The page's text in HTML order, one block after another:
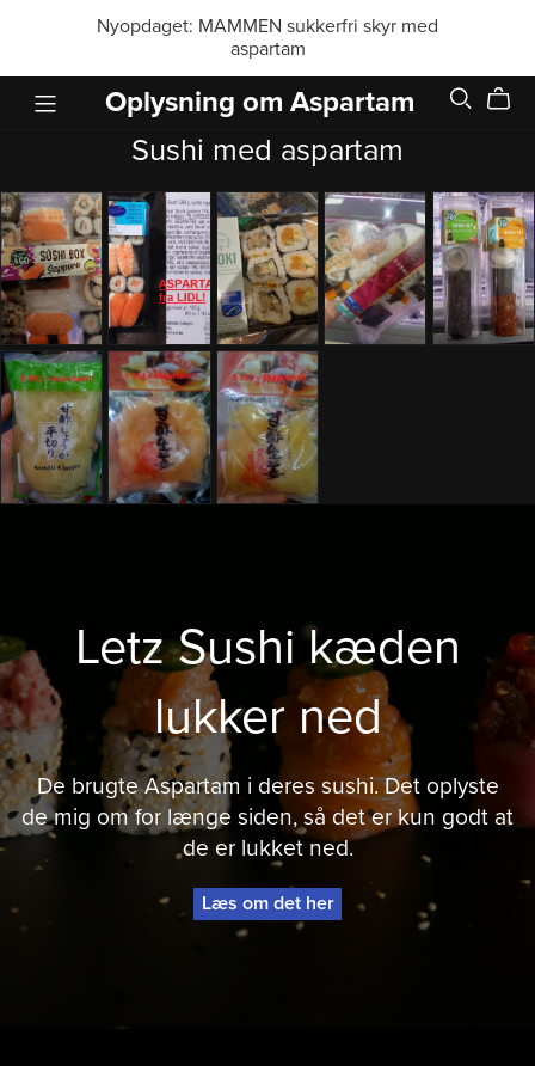
Nyopdaget: MAMMEN sukkerfri skyr med
aspartam
Oplysning om Aspartam
Sushi med aspartam
Letz Sushi kæden
lukker ned
De brugte Aspartam i deres sushi. Det oplyste
de mig om for længe siden, så det er kun godt at
de er lukket ned.
Læs om det her